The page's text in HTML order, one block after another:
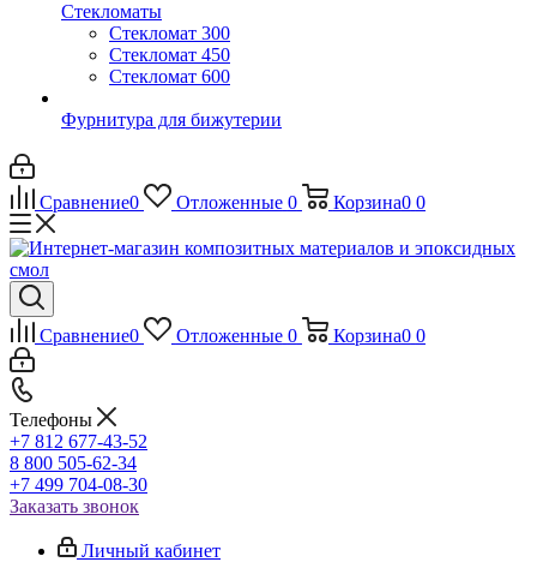
Стекломаты
Стекломат 300
Стекломат 450
Стекломат 600
Фурнитура для бижутерии
Сравнение0 Отложенные 0 Корзина0 0
Сравнение0 Отложенные 0 Корзина0 0
Телефоны
+7 812 677-43-52
8 800 505-62-34
+7 499 704-08-30
Заказать звонок
Личный кабинет